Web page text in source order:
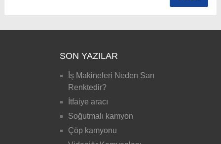
SON YAZILAR
İş Makineleri Neden Sarı
Renktedir?
İtfaiye aracı
Soğutmalı kamyon
Çöp kamyonu